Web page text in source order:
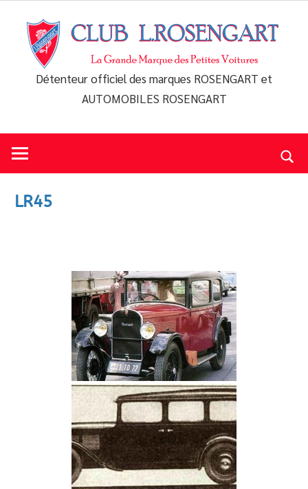
content
Club
L.Rosengart
Détenteur officiel des marques ROSENGART et
AUTOMOBILES ROSENGART
LR45